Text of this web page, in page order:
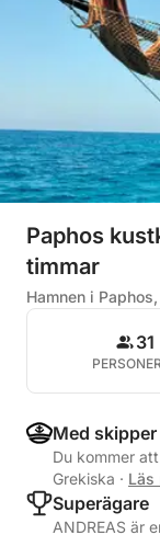
Paphos
timmar
Hamnen i
31
Med skipper
Du kommer
Grekiska · Läs
Superägare
ANDREAS är